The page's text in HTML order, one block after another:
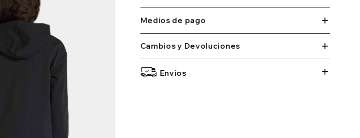
Medios de pago
Cambios y Devoluciones
Envíos